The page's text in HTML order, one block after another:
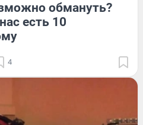
обмануть?
есть 10
4